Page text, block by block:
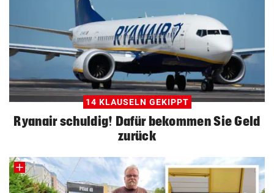
14 KLAUSELN GEKIPPT
Ryanair schuldig! Dafür bekommen Sie Geld
zurück